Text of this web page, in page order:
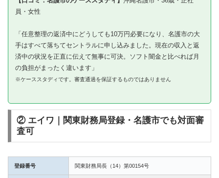
員・女性
「任意整理の返済中にどうしても10万円必要になり、名護市の大
手はすべて落ちてセントラルに申し込みました。現在の収入と返
済中の状況を正直に伝えて無事に可決。ソフト闇金と比べれば月
の負担がまったく違います」
※ケーススタディです。審査通過を保証するものではありません
② エイワ｜関東財務局登録・名護市でも対面審
査可
登録番号 関東財務局長（14）第00154号